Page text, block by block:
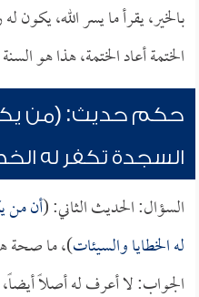
بالخير، يقرأ ما يسر الله، يكون
الختمة أعاد الختمة، هذا هو
حكم حديث: (من
السجدة تكفر له
السؤال: الحديث الثاني: (أن من
له الخطايا والسيئات)، ما صحة
الجواب: لا أعرف له أصلاً